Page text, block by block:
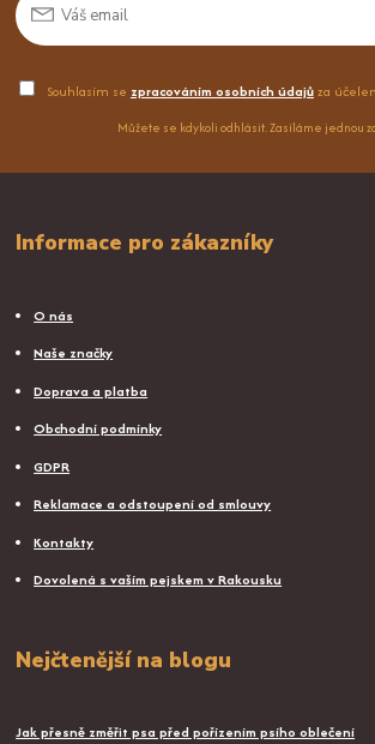
Souhlasím se zpracováním osobních údajůza
Můžete se kdykoli odhlásit. Zasíláme jednou
Informace pro zákazníky
O nás
Naše značky
Doprava a platba
Obchodní podmínky
GDPR
Reklamace a odstoupení od smlouvy
Kontakty
Dovolená s vaším pejskem v Rakousku
Nejčtenější na blogu
Jak přesně změřit psa před pořízením psího oblečení